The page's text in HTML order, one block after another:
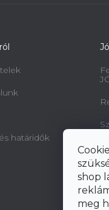
shop
meg
határidők